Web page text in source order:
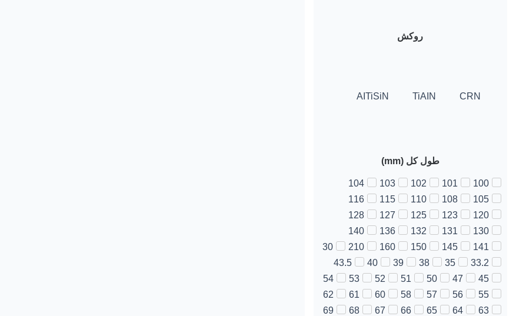
روکش
CRN
TiAIN
AITiSiN
طول کل (mm)
100
101
102
103
104
105
108
110
115
116
120
123
125
127
128
130
131
132
136
140
141
145
150
160
210
30
33.2
35
38
39
40
43.5
45
47
50
51
52
53
54
55
56
57
58
60
61
62
63
64
65
66
67
68
69